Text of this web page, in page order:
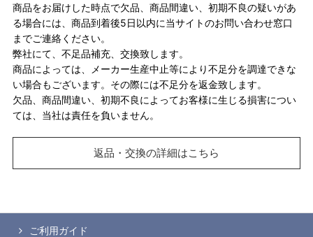
商品をお届けした時点で欠品、商品間違い、初期不良の疑いがあ
る場合には、商品到着後5日以内に当サイトのお問い合わせ窓口
までご連絡ください。
弊社にて、不足品補充、交換致します。
商品によっては、メーカー生産中止等により不足分を調達できな
い場合もございます。その際には不足分を返金致します。
欠品、商品間違い、初期不良によってお客様に生じる損害につい
ては、当社は責任を負いません。
返品・交換の詳細はこちら
ご利用ガイド